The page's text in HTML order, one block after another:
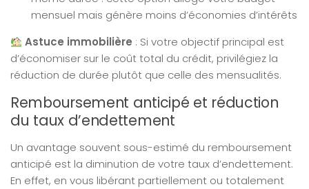
mensuel mais génère moins d’économies d’intérêts
Astuce immobilière : Si votre objectif principal est
d’économiser sur le coût total du crédit, privilégiez la
réduction de durée plutôt que celle des mensualités.
Remboursement anticipé et réduction
du taux d’endettement
Un avantage souvent sous-estimé du remboursement
anticipé est la diminution de votre taux d’endettement.
En effet, en vous libérant partiellement ou totalement